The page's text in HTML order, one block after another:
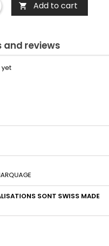
 Add to cart
reviews
SONT SWISS MADE